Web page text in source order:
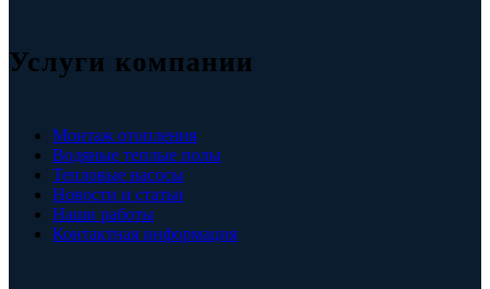
Услуги компании
Монтаж отопления
Водяные теплые полы
Тепловые насосы
Новости и статьи
Наши работы
Контактная информация